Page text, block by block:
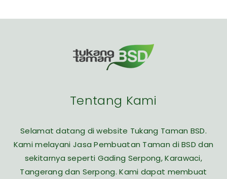
Tentang Kami
Selamat datang di website Tukang Taman BSD.
Kami melayani Jasa Pembuatan Taman di BSD dan
sekitarnya seperti Gading Serpong, Karawaci,
Tangerang dan Serpong. Kami dapat membuat